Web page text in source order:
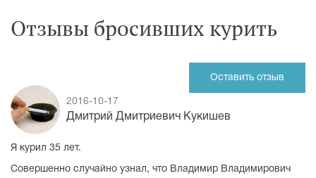
Отзывы бросивших курить
Оставить отзыв
2016-10-17
Дмитрий Дмитриевич Кукишев
Я курил 35 лет.
Совершенно случайно узнал, что Владимир Владимирович